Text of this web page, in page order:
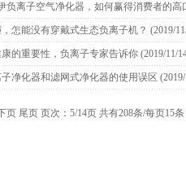
负离子空气净化器，如何赢得消费者的高
怎能没有穿戴式生态负离子机？ (2019/
的重要性，负离子专家告诉你(2019/11/
净化器和滤网式净化器的使用误区
页 尾页 页次：5/14页 共有208条/每页15